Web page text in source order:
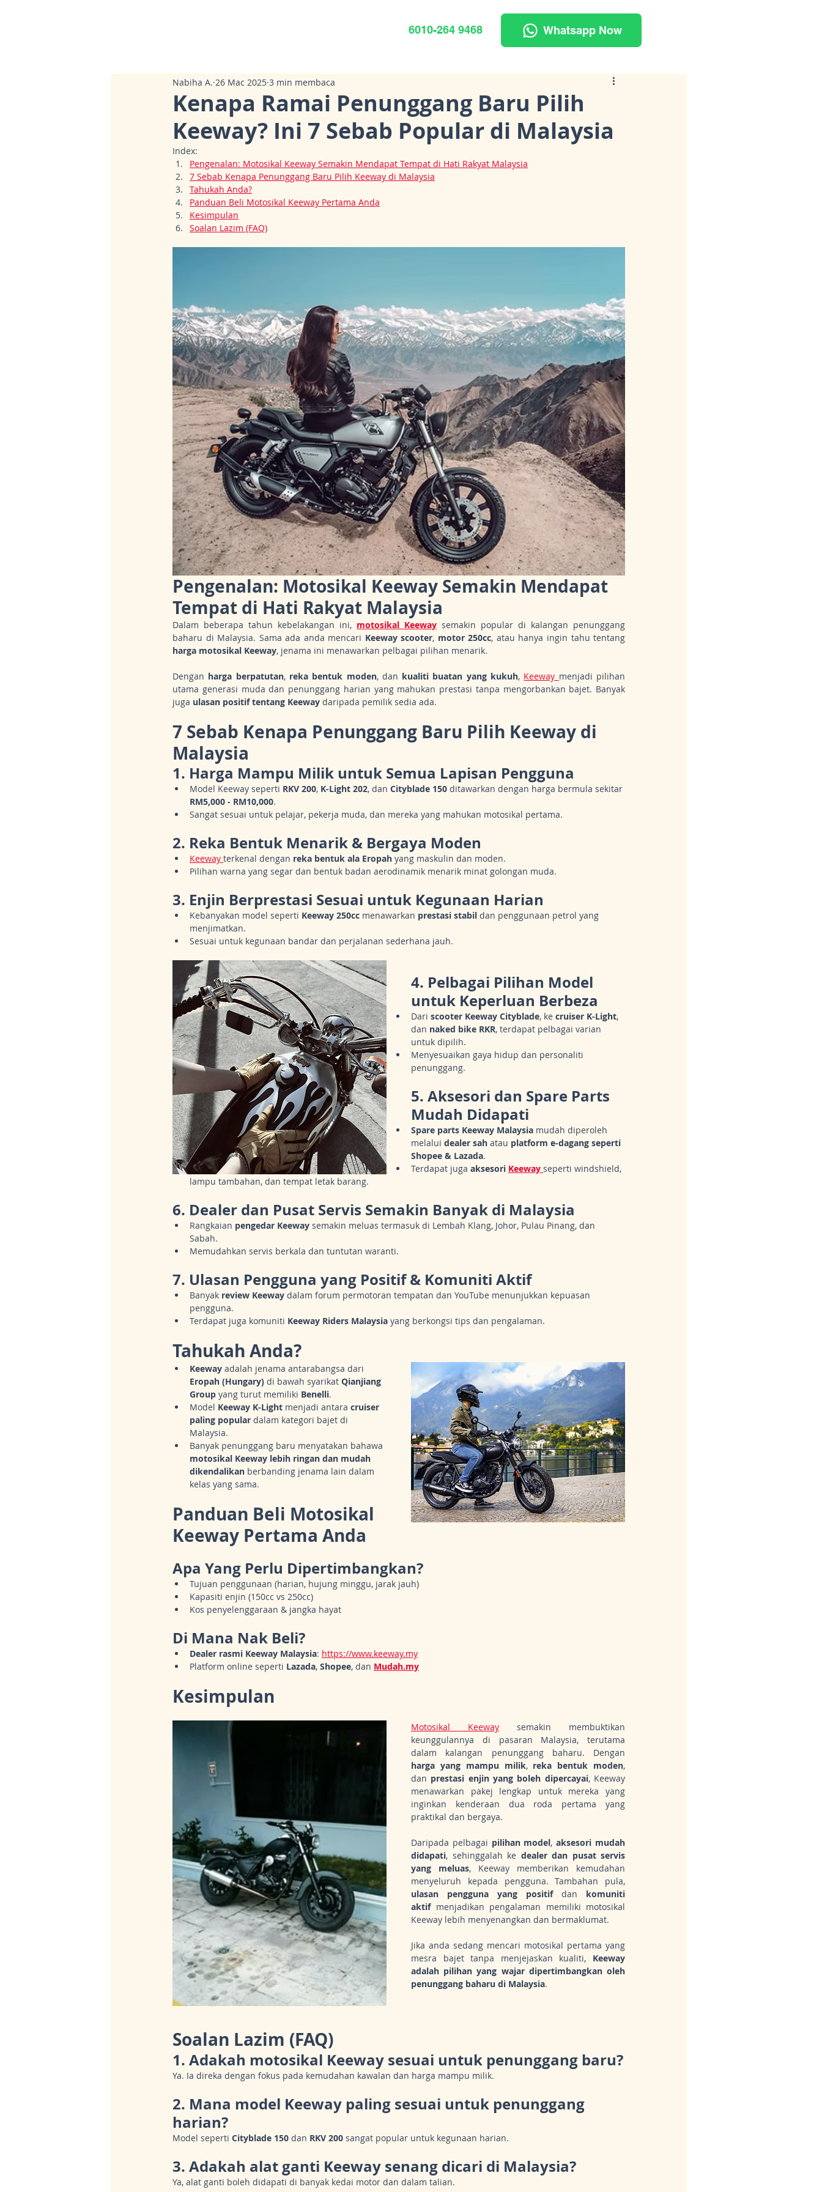
6010-264 9468 Whatsapp Now
Kenapa Ramai Penunggang Baru Pilih
Keeway? Ini 7 Sebab Popular di Malaysia
Nabiha A. 26 Mac 2025 3 min membaca
Index:
Pengenalan: Motosikal Keeway Semakin Mendapat Tempat di Hati Rakyat Malaysia
7 Sebab Kenapa Penunggang Baru Pilih Keeway di Malaysia
Tahukah Anda?
Panduan Beli Motosikal Keeway Pertama Anda
Kesimpulan
Soalan Lazim (FAQ)
Pengenalan: Motosikal Keeway Semakin Mendapat
Tempat di Hati Rakyat Malaysia
Dalam beberapa tahun kebelakangan ini, motosikal Keeway semakin popular di kalangan penunggang
baharu di Malaysia. Sama ada anda mencari Keeway scooter, motor 250cc
harga motosikal Keeway, jenama ini menawarkan pelbagai pilihan menarik.
Dengan harga berpatutan, reka bentuk moden, dan kualiti buatan yang kukuh, Keeway menjadi pilihan
utama generasi muda dan penunggang harian yang mahukan prestasi tanpa mengorbankan bajet. Banyak
juga ulasan positif tentang Keeway daripada pemilik sedia ada.
7 Sebab Kenapa Penunggang Baru Pilih Keeway di
Malaysia
1. Harga Mampu Milik untuk Semua Lapisan Pengguna
Model Keeway seperti RKV 200, K-Light 202, dan Cityblade 150 ditawarkan dengan harga bermula sekitar
RM5,000 - RM10,000.
Sangat sesuai untuk pelajar, pekerja muda, dan mereka yang mahukan motosikal pertama.
2. Reka Bentuk Menarik & Bergaya Moden
Keeway terkenal dengan reka bentuk ala Eropah yang maskulin dan moden.
Pilihan warna yang segar dan bentuk badan aerodinamik menarik minat golongan muda.
3. Enjin Berprestasi Sesuai untuk Kegunaan Harian
Kebanyakan model seperti Keeway 250cc menawarkan prestasi stabil dan penggunaan petrol yang
menjimatkan.
Sesuai untuk kegunaan bandar dan perjalanan sederhana jauh.
4. Pelbagai Pilihan Model
untuk Keperluan Berbeza
Dari scooter Keeway Cityblade, ke cruiser K-Light,
dan naked bike RKR, terdapat pelbagai varian
untuk dipilih.
Menyesuaikan gaya hidup dan personaliti
penunggang.
5. Aksesori dan Spare Parts
Mudah Didapati
Spare parts Keeway Malaysia mudah diperoleh
melalui dealer sah atau platform e-dagang seperti
Shopee & Lazada.
Terdapat juga aksesori Keeway seperti windshield,
lampu tambahan, dan tempat letak barang.
6. Dealer dan Pusat Servis Semakin Banyak di Malaysia
Rangkaian pengedar Keeway semakin meluas termasuk di Lembah Klang, Johor, Pulau Pinang, dan
Sabah.
Memudahkan servis berkala dan tuntutan waranti.
7. Ulasan Pengguna yang Positif & Komuniti Aktif
Banyak review Keeway dalam forum permotoran tempatan dan YouTube menunjukkan kepuasan
pengguna.
Terdapat juga komuniti Keeway Riders Malaysia yang berkongsi tips dan pengalaman.
Tahukah Anda?
Keeway adalah jenama antarabangsa dari
Eropah (Hungary) di bawah syarikat Qianjiang
Group yang turut memiliki Benelli.
Model Keeway K-Light menjadi antara cruiser
paling popular dalam kategori bajet di
Malaysia.
Banyak penunggang baru menyatakan bahawa
motosikal Keeway lebih ringan dan mudah
dikendalikan berbanding jenama lain dalam
kelas yang sama.
Panduan Beli Motosikal
Keeway Pertama Anda
Apa Yang Perlu Dipertimbangkan?
Tujuan penggunaan (harian, hujung minggu, jarak jauh)
Kapasiti enjin (150cc vs 250cc)
Kos penyelenggaraan & jangka hayat
Di Mana Nak Beli?
Dealer rasmi Keeway Malaysia: https://www.keeway.my
Platform online seperti Lazada, Shopee, dan Mudah.my
Kesimpulan
Motosikal Keeway semakin membuktikan
keunggulannya di pasaran Malaysia, terutama
harga yang mampu milik, reka bentuk moden,
dan prestasi enjin yang boleh dipercayai, Keeway
menawarkan pakej lengkap untuk mereka yang
inginkan kenderaan dua roda pertama yang
praktikal dan bergaya.
Daripada pelbagai pilihan model, aksesori mudah
didapati, sehinggalah ke dealer dan pusat servis
yang meluas, Keeway memberikan kemudahan
ulasan pengguna yang positif dan komuniti
aktif menjadikan pengalaman memiliki motosikal
Keeway lebih menyenangkan dan bermaklumat.
Jika anda sedang mencari motosikal pertama yang
mesra bajet tanpa menjejaskan kualiti, Keeway
adalah pilihan yang wajar dipertimbangkan oleh
penunggang baharu di Malaysia.
Soalan Lazim (FAQ)
1. Adakah motosikal Keeway sesuai untuk penunggang baru?
Ya. Ia direka dengan fokus pada kemudahan kawalan dan harga mampu milik.
2. Mana model Keeway paling sesuai untuk penunggang
harian?
Model seperti Cityblade 150 dan RKV 200 sangat popular untuk kegunaan harian.
3. Adakah alat ganti Keeway senang dicari di Malaysia?
Ya, alat ganti boleh didapati di banyak kedai motor dan dalam talian.